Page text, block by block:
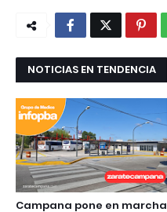
NOTICIAS EN TENDENCIA
Campana pone en marcha